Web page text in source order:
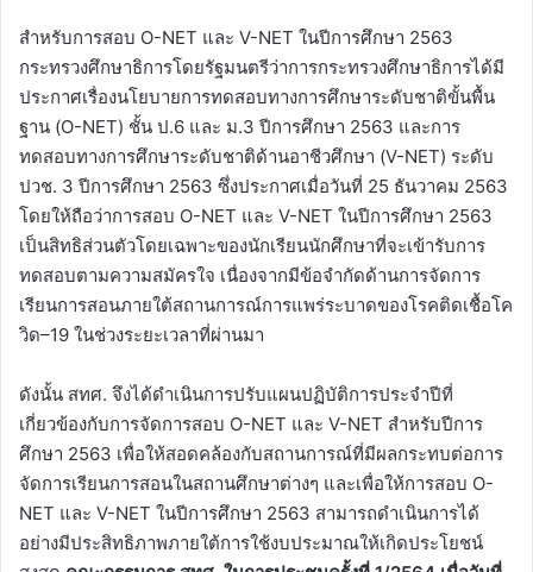
สำหรับการสอบ O-NET และ V-NET ในปีการศึกษา 2563
กระทรวงศึกษาธิการโดยรัฐมนตรีว่าการกระทรวงศึกษาธิการได้มี
ประกาศเรื่องนโยบายการทดสอบทางการศึกษาระดับชาติขั้นพื้น
ฐาน (O-NET) ชั้น ป.6 และ ม.3 ปีการศึกษา 2563 และการ
ทดสอบทางการศึกษาระดับชาติด้านอาชีวศึกษา (V-NET) ระดับ
ปวช. 3 ปีการศึกษา 2563 ซึ่งประกาศเมื่อวันที่ 25 ธันวาคม 2563
โดยให้ถือว่าการสอบ O-NET และ V-NET ในปีการศึกษา 2563
เป็นสิทธิส่วนตัวโดยเฉพาะของนักเรียนนักศึกษาที่จะเข้ารับการ
ทดสอบตามความสมัครใจ เนื่องจากมีข้อจำกัดด้านการจัดการ
เรียนการสอนภายใต้สถานการณ์การแพร่ระบาดของโรคติดเชื้อโค
วิด–19 ในช่วงระยะเวลาที่ผ่านมา
ดังนั้น สทศ. จึงได้ดำเนินการปรับแผนปฏิบัติการประจำปีที่
เกี่ยวข้องกับการจัดการสอบ O-NET และ V-NET สำหรับปีการ
ศึกษา 2563 เพื่อให้สอดคล้องกับสถานการณ์ที่มีผลกระทบต่อการ
จัดการเรียนการสอนในสถานศึกษาต่างๆ และเพื่อให้การสอบ O-
NET และ V-NET ในปีการศึกษา 2563 สามารถดำเนินการได้
อย่างมีประสิทธิภาพภายใต้การใช้งบประมาณให้เกิดประโยชน์